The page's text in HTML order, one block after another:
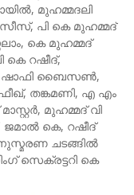
മുഹമ്മദലി
പി കെ മുഹമ്മദ്
കെ മുഹമ്മദ്
കെ റഷീദ്,
ഷാഫി ബൈസൺ,
തങ്കമണി, എ എം
മുഹമ്മദ് വി
കെ, റഷീദ്
ചടങ്ങിൽ
സെക്രട്ടറി കെ